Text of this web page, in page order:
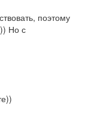
поэтому
Но с